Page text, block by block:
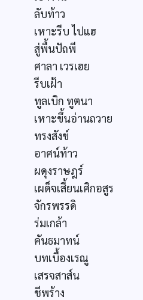
ลับท้าว
เหาะรีบ ไปแฮ
สู่พื้นปัถพี
ศาลา เวรเฮย
รีบเฝ้า
ทูลเบิก ทูตนา
เหาะขึ้นอ่านถวาย
ทรงสังข์
อาศน์ท้าว
ผดุงราษฎร์
เผด็จเสี้ยนเศิกอสูร
จักรพรรดิ
ร่มเกล้า
คันธมาทน์
บทเบื้องเรณู
เสรจสาส์น
ชีพร้าง